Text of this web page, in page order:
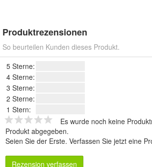
Produktrezensionen
So beurteilen Kunden dieses Produkt.
5 Sterne:
4 Sterne:
3 Sterne:
2 Sterne:
1 Stern:
Es wurde noch keine
Produkt abgegeben.
Seien Sie der Erste. Verfassen Sie jetzt eine
Rezension verfassen